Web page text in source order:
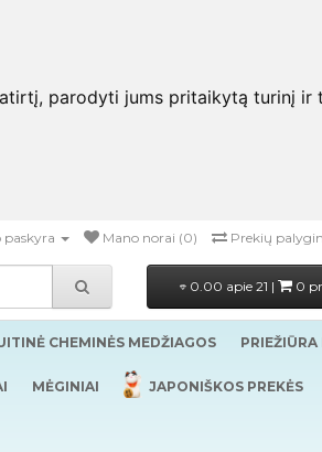
parodyti jums pritaikytą turinį ir
paskyra Mano norai (0) Prekių
0.00 apie 21 | 0
CHEMINĖS MEDŽIAGOS
MĖGINIAI JAPONIŠKOS PREKĖS